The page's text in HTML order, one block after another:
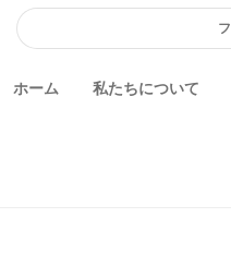
ホーム 私たちについて